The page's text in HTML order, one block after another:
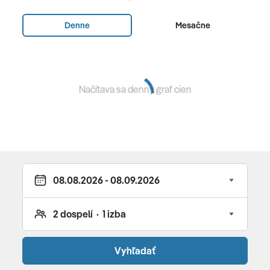
Vybavenie a služby hotela
zrekonštruovaný v zime 2016 • 261 izieb • vstupná hala s
• bary (lobby bar otvorený 24 h, po polnoci za poplatok)
poplatok)
miniklub (4 – 11 r.) • bazén • ihrisko • minidisco • detská
stolička • detská postieľka • detská strava na vyžiadanie
Reštaurácie
Denne Mesačne
Načítava sa denný graf cien
Vyhľadať